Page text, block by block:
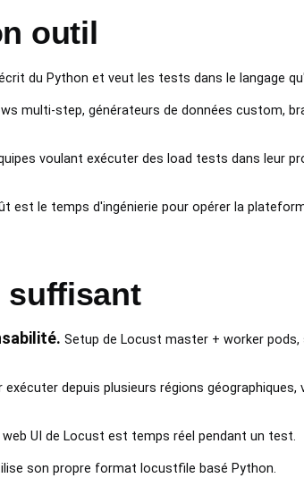
outil
du Python et veut les tests dans le langage
multi-step, générateurs de données custom,
voulant exécuter des load tests dans leur
est le temps d'ingénierie pour opérer la
suffisant
Setup de Locust master + worker
exécuter depuis plusieurs régions
web UI de Locust est temps réel pendant un test.
son propre format locustfile basé Python.